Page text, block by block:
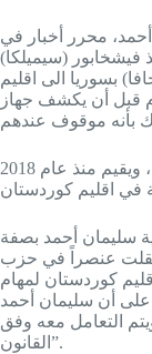
أحمد، محرر أخبار في
فيشخابور (سيميلكا)
بسوريا الى اقليم
قبل أن يكشف جهاز
سليمان أحمد من أهالي مدينة عفرين السورية، ويقيم منذ عام 2018
سليمان أحمد بصفة
عنصراً في حزب
كوردستان لمهام
على أن سليمان أحمد
التعامل معه وفق
القانون”.